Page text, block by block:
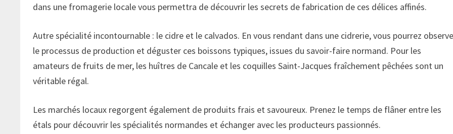
dans une fromagerie locale vous permettra de découvrir les secrets de fabrication de ces délices affinés.
Autre spécialité incontournable : le cidre et le calvados. En vous rendant dans une cidrerie, vous pourrez
le processus de production et déguster ces boissons typiques, issues du savoir-faire normand. Pour les
amateurs de fruits de mer, les huîtres de Cancale et les coquilles Saint-Jacques fraîchement pêchées sont un
véritable régal.
Les marchés locaux regorgent également de produits frais et savoureux. Prenez le temps de flâner entre les
étals pour découvrir les spécialités normandes et échanger avec les producteurs passionnés.